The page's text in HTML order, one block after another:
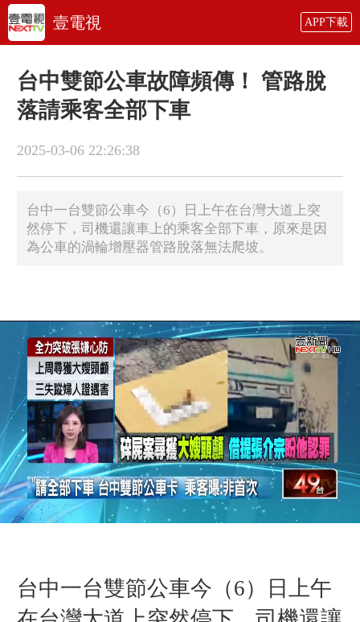
壹電視 APP下載
台中雙節公車故障頻傳！ 管路脫
落請乘客全部下車
2025-03-06 22:26:38
台中一台雙節公車今（6）日上午在台灣大道上突
然停下，司機還讓車上的乘客全部下車，原來是因
為公車的渦輪增壓器管路脫落無法爬坡。
台中一台雙節公車今（6） 日
上午